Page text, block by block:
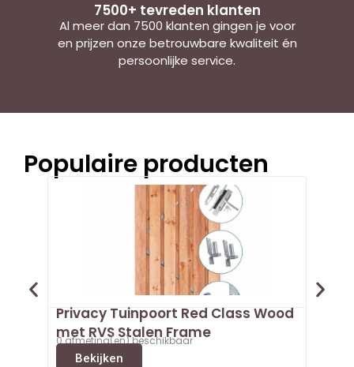
7500+ tevreden klanten
Al meer dan 7500 klanten gingen je voor
en prijzen onze betrouwbare kwaliteit én
persoonlijke service.
Populaire producten
Privacy Tuinpoort Red Class Wood
met RVS Stalen Frame
0 afmeting(en) beschikbaar
Bekijken